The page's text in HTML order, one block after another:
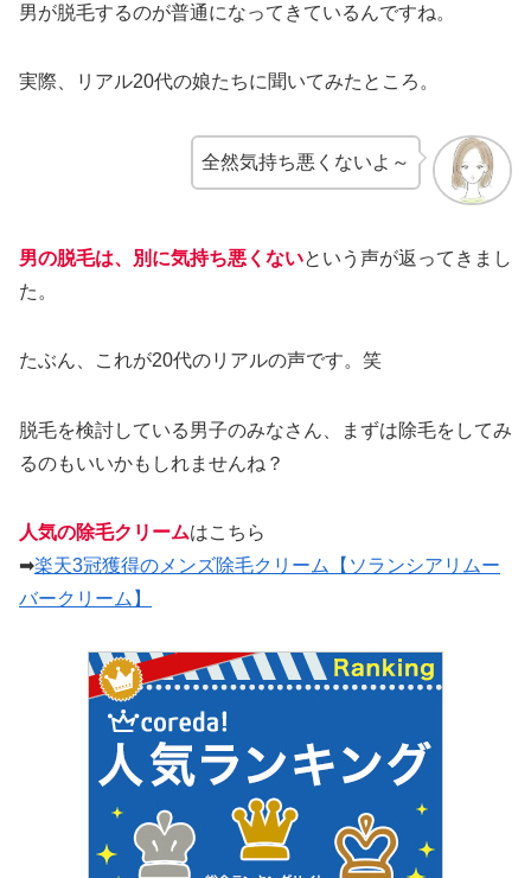
男が脱毛するのが普通になってきているんですね。
実際、リアル20代の娘たちに聞いてみたところ。
全然気持ち悪くないよ～
男の脱毛は、別に気持ち悪くないという声が返ってきまし
た。
たぶん、これが20代のリアルの声です。笑
脱毛を検討している男子のみなさん、まずは除毛をしてみ
るのもいいかもしれませんね？
人気の除毛クリームはこちら
➡楽天3冠獲得のメンズ除毛クリーム【ソランシアリムー
バークリーム】